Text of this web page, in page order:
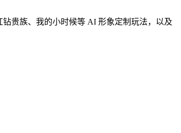
贵族、我的小时候等 AI 形象定制玩法，以及